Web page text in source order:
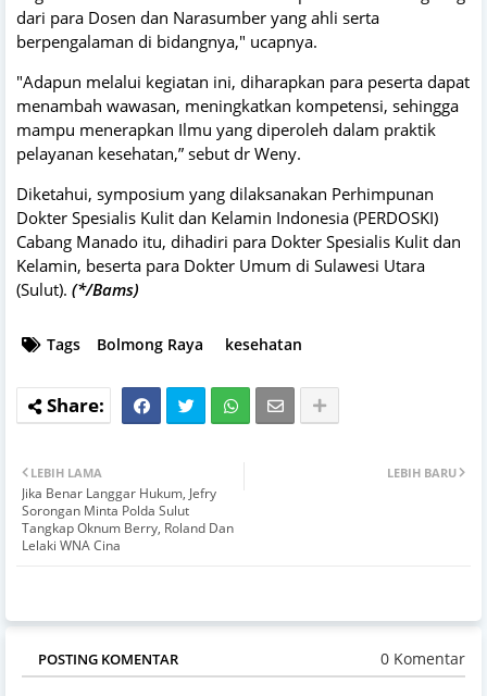
dari para Dosen dan Narasumber yang ahli serta
berpengalaman di bidangnya," ucapnya.
"Adapun melalui kegiatan ini, diharapkan para peserta dapat
menambah wawasan, meningkatkan kompetensi, sehingga
mampu menerapkan Ilmu yang diperoleh dalam praktik
pelayanan kesehatan,” sebut dr Weny.
Diketahui, symposium yang dilaksanakan Perhimpunan
Dokter Spesialis Kulit dan Kelamin Indonesia (PERDOSKI)
Cabang Manado itu, dihadiri para Dokter Spesialis Kulit dan
Kelamin, beserta para Dokter Umum di Sulawesi Utara
(Sulut). (*/Bams)
Tags Bolmong Raya kesehatan
LEBIH BARU
LEBIH LAMA
Jika Benar Langgar Hukum, Jefry
Sorongan Minta Polda Sulut
Tangkap Oknum Berry, Roland Dan
Lelaki WNA Cina
POSTING KOMENTAR 0 Komentar